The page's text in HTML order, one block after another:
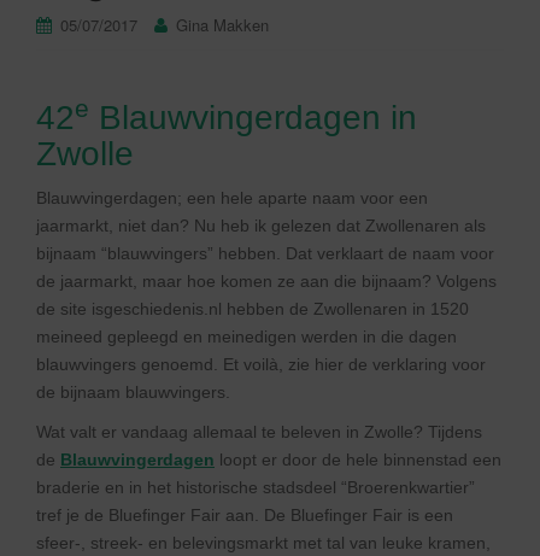
05/07/2017 Gina Makken
42e Blauwvingerdagen in
Zwolle
Blauwvingerdagen; een hele aparte naam voor een
jaarmarkt, niet dan? Nu heb ik gelezen dat Zwollenaren als
bijnaam “blauwvingers” hebben. Dat verklaart de naam voor
de jaarmarkt, maar hoe komen ze aan die bijnaam? Volgens
de site isgeschiedenis.nl hebben de Zwollenaren in 1520
meineed gepleegd en meinedigen werden in die dagen
blauwvingers genoemd. Et voilà, zie hier de verklaring voor
de bijnaam blauwvingers.
Wat valt er vandaag allemaal te beleven in Zwolle? Tijdens
de Blauwvingerdagen loopt er door de hele binnenstad een
braderie en in het historische stadsdeel “Broerenkwartier”
tref je de Bluefinger Fair aan. De Bluefinger Fair is een
sfeer-, streek- en belevingsmarkt met tal van leuke kramen,